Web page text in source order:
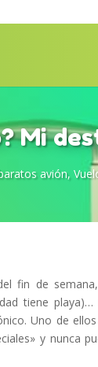
Mi
avión,
fin de
tiene playa)…
Uno de ellos
y nunca